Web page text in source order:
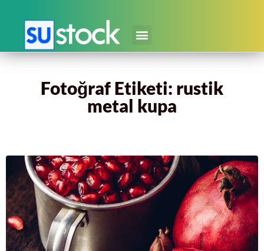
Fotoğraf Etiketi: rustik
metal kupa